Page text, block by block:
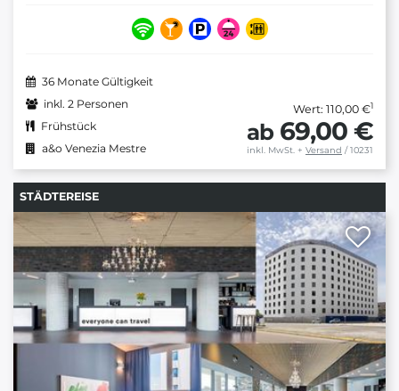
36 Monate Gültigkeit
inkl. 2 Personen
Frühstück
a&o Venezia Mestre
Wert: 110,00 €1
ab 69,00 €
inkl. MwSt. + Versand / 10231
STÄDTEREISE